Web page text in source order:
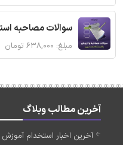
سوالات مصاحبه
مبلغ: ۶۳۸,۰۰۰ تومان
آخرین مطالب وبلاگ
آخرین اخبار استخدام آموزش و پرورش